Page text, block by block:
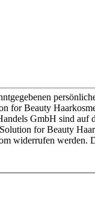
Handels GmbH
GmbH sind auf
for Beauty
Rechtmäßigkeit der bis dahin erfolgten Verarbeitung